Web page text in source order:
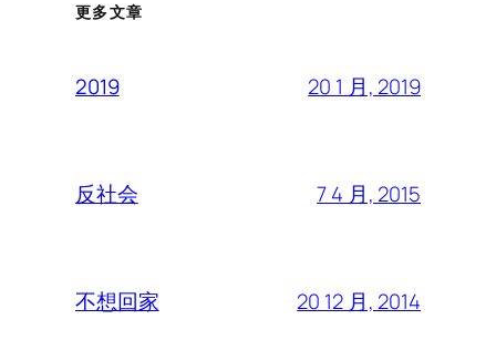
更多文章
2019 20 1 月, 2019
反社会 7 4 月, 2015
不想回家 20 12 月, 2014